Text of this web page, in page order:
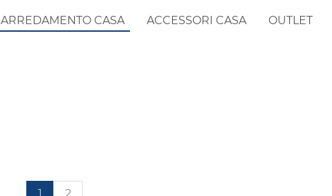
ARREDAMENTO CASA ACCESSORI CASA OUTLET
1 2